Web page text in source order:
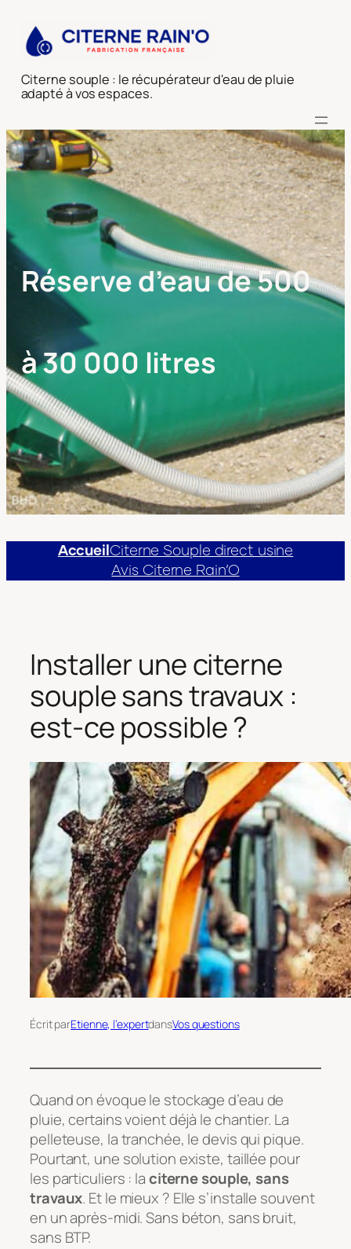
contenu
Citerne souple : le récupérateur d'eau de pluie
adapté à vos espaces.
Réserve d’eau de 500
à 30 000 litres
Accueil Citerne Souple direct usine
Avis Citerne Rain’O
Installer une citerne
souple sans travaux :
est-ce possible ?
Écrit parEtienne, l’expertdansVos questions
Quand on évoque le stockage d’eau de
pluie, certains voient déjà le chantier. La
pelleteuse, la tranchée, le devis qui pique.
Pourtant, une solution existe, taillée pour
les particuliers : laciterne souple, sans
travaux. Et le mieux ? Elle s’installe souvent
en un après-midi. Sans béton, sans bruit,
sans BTP.